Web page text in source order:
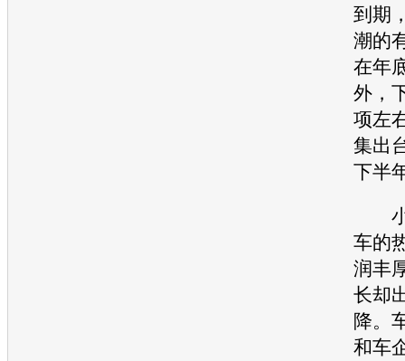
到期
潮的
在年
外，
项左
集出
下半
小
车的
润丰
长却
降。
和车